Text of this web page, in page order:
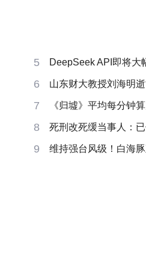
5 DeepSeek API即将大
6 山东财大教授刘海明
7 《归墟》平均每分钟算
8 死刑改死缓当事人：
9 维持强台风级！白海